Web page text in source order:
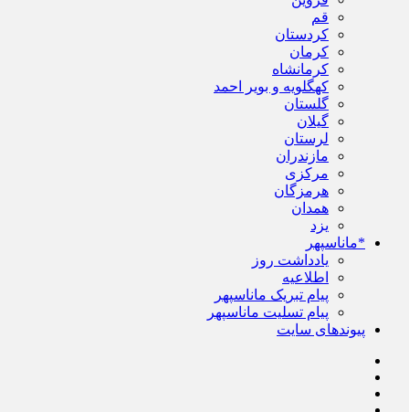
قم
کردستان
کرمان
کرمانشاه
کهگلویه و بویر احمد
گلستان
گیلان
لرستان
مازندران
مرکزی
هرمزگان
همدان
یزد
*ماناسپهر
یادداشت روز
اطلاعیه
پیام تبریک ماناسپهر
پیام تسلیت ماناسپهر
پیوندهای سایت